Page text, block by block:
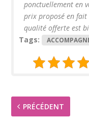
ponctuellement en
prix proposé en
qualité offerte est
Tags:
PRÉCÉDENT